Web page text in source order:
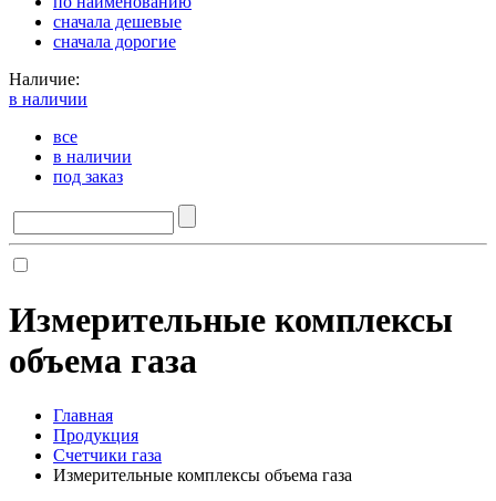
сначала дешевые
сначала дорогие
Наличие:
в наличии
все
в наличии
под заказ
Измерительные комплексы
объема газа
Главная
Продукция
Счетчики газа
Измерительные комплексы объема газа